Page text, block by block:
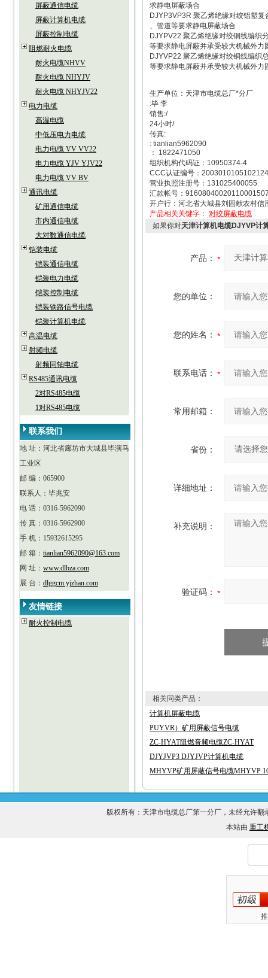
屏蔽通信电缆
屏蔽计算机电缆
屏蔽控制电缆
阻燃耐火电缆
耐火电缆NHVV
耐火电缆 NHYJV
耐火电缆 NHYJV22
电力电缆
高温电缆
中低压电力电缆
电力电缆 VV VV22
电力电缆 YJV YJV22
电力电缆 VV BV
通讯电缆
矿用通信电缆
市内通信电缆
大对数通信电缆
铠装电缆
铠装通信电缆
铠装电力电缆
铠装控制电缆
铠装铁路信号电缆
铠装计算机电缆
高温电缆
射频电缆
射频同轴电缆
RS485通讯电缆
2对RS485电缆
1对RS485电缆
联系我们
地 址：河北省廊坊市大城县毕演马
工业区
邮 编：065900
联系人：毕兆安
电 话：0316-5962090
传 真：0316-5962900
手 机：15932615295
邮 箱： tianlian5962090@163.com
网 址： www.dlbza.com
展 台： dlggcm.yjzhan.com
友情链接
耐火控制电缆
求静电屏蔽场合
DJYP3VP3R 聚乙烯绝缘对绞铝塑
、管道等要求静电屏蔽场合
DJYPV22 聚乙烯绝缘对绞铜线编织
等要求静电屏蔽并承受较大机械外力
DJYVP22 聚乙烯绝缘对绞铜线编织
等要求静电屏蔽并承受较大机械外力
生产单位：天津市电缆总厂*分厂
:毕 李
销售:/
24小时/
传真:
: tianlian5962090
： 1822471050
组织机构代码证：10950374-4
CCC认证编号：2003010105102124
营业执照注册号：131025400055
汇款帐号：
开户行：河北省大城县刘固献农村信
产品相关关键字： 对绞屏蔽电缆
如果你对天津计算机电缆DJYVP计
产品：
您的单位：
您的姓名：
联系电话：
常用邮箱：
省份：
详细地址：
补充说明：
验证码：
相关同类产品：
计算机屏蔽电缆
PUYVR）矿用屏蔽信号电缆
ZC-HYAT阻燃音频电缆ZC-HYAT
DJYJVP3 DJYJVP计算机电缆
MHYVP矿用屏蔽信号电缆MHYVP
版权所有：天津市电缆总厂第一分厂，未经允许
本站由 重工